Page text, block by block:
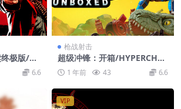
极版/Re
2: Ulti6.6
枪战射击
超级冲锋：开箱/HYPERCHA
RGE: Unboxed
1 年前 43 6.6
VIP